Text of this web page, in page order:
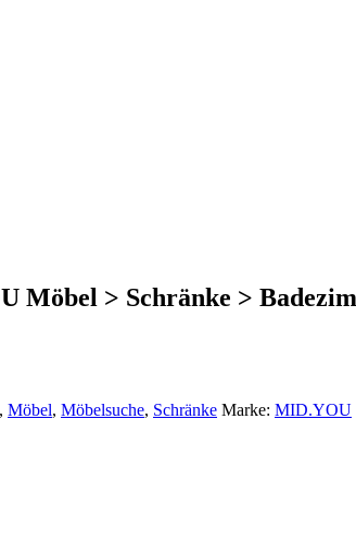
> Schränke >
, Möbel, Möbelsuche, Schränke Marke: MID.YOU